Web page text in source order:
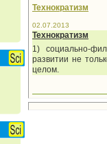
Технократизм
02.07.2013
Технократизм
1) социально-
развитии не
целом.